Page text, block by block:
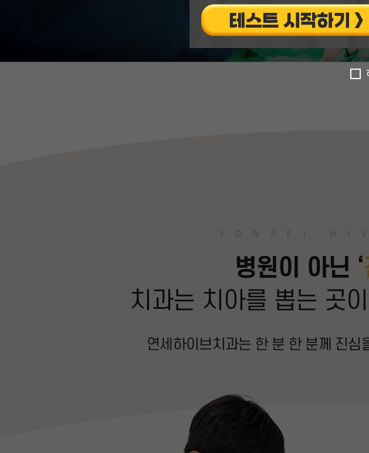
YONSEI
병원이 아닌 ‘
치과는 치아를 뽑는 곳
연세하이브치과는 한 분 한 분께 진심